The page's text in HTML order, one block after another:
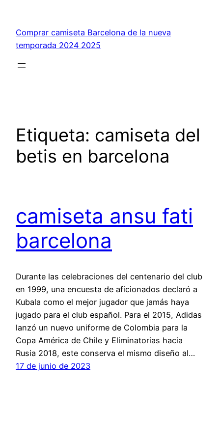
contenido
Comprar camiseta Barcelona de la nueva
temporada 2024 2025
Etiqueta: camiseta del
betis en barcelona
camiseta ansu fati
barcelona
Durante las celebraciones del centenario del club
en 1999, una encuesta de aficionados declaró a
Kubala como el mejor jugador que jamás haya
jugado para el club español. Para el 2015, Adidas
lanzó un nuevo uniforme de Colombia para la
Copa América de Chile y Eliminatorias hacia
Rusia 2018, este conserva el mismo diseño al…
17 de junio de 2023